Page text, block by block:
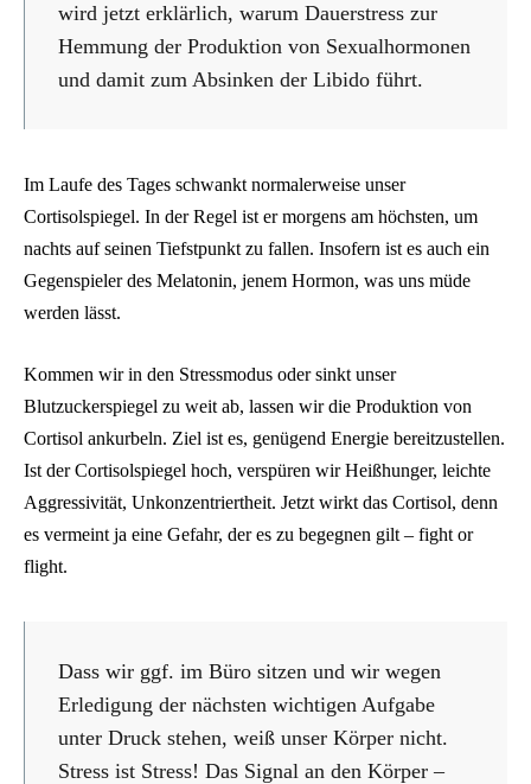
wird jetzt erklärlich, warum Dauerstress zur
Hemmung der Produktion von Sexualhormonen
und damit zum Absinken der Libido führt.
Im Laufe des Tages schwankt normalerweise unser
Cortisolspiegel. In der Regel ist er morgens am höchsten, um
nachts auf seinen Tiefstpunkt zu fallen. Insofern ist es auch ein
Gegenspieler des Melatonin, jenem Hormon, was uns müde
werden lässt.
Kommen wir in den Stressmodus oder sinkt unser
Blutzuckerspiegel zu weit ab, lassen wir die Produktion von
Cortisol ankurbeln. Ziel ist es, genügend Energie bereitzustellen.
Ist der Cortisolspiegel hoch, verspüren wir Heißhunger, leichte
Aggressivität, Unkonzentriertheit. Jetzt wirkt das Cortisol, denn
es vermeint ja eine Gefahr, der es zu begegnen gilt – fight or
flight.
Dass wir ggf. im Büro sitzen und wir wegen
Erledigung der nächsten wichtigen Aufgabe
unter Druck stehen, weiß unser Körper nicht.
Stress ist Stress! Das Signal an den Körper –